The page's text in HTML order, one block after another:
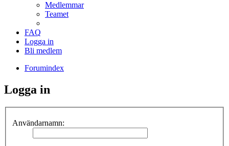
Medlemmar
Teamet
FAQ
Logga in
Bli medlem
Forumindex
Logga in
Användarnamn: